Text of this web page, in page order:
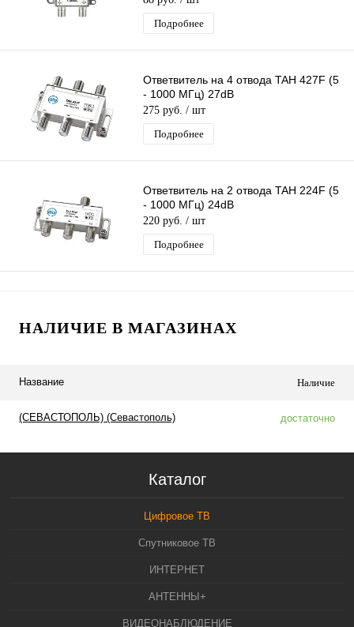
Подробнее
Ответвитель на 4 отвода TAH 427F (5
- 1000 МГц) 27dB
275 руб. / шт
Подробнее
Ответвитель на 2 отвода TAH 224F (5
- 1000 МГц) 24dB
220 руб. / шт
Подробнее
НАЛИЧИЕ В МАГАЗИНАХ
Название Наличие
(СЕВАСТОПОЛЬ) (Севастополь) достаточно
Каталог
Цифровое ТВ
Спутниковое ТВ
ИНТЕРНЕТ
АНТЕННЫ+
ВИДЕОНАБЛЮДЕНИЕ